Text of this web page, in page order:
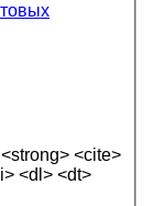
<cite>
<dl> <dt>